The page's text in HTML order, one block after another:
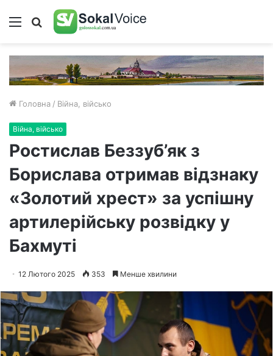
Меню Пошук
Головна / Війна, військо
Війна, військо
Ростислав Беззуб’як з
Борислава отримав відзнаку
«Золотий хрест» за успішну
артилерійську розвідку у
Бахмуті
12 Лютого 2025 353 Менше хвилини